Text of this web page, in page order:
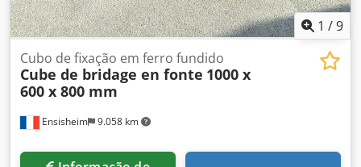
1 /9
Ensisheim 9.058 km
Cubo de fixação em ferro fundido
Cube de bridage en fonte 1000 x
600 x 800 mm